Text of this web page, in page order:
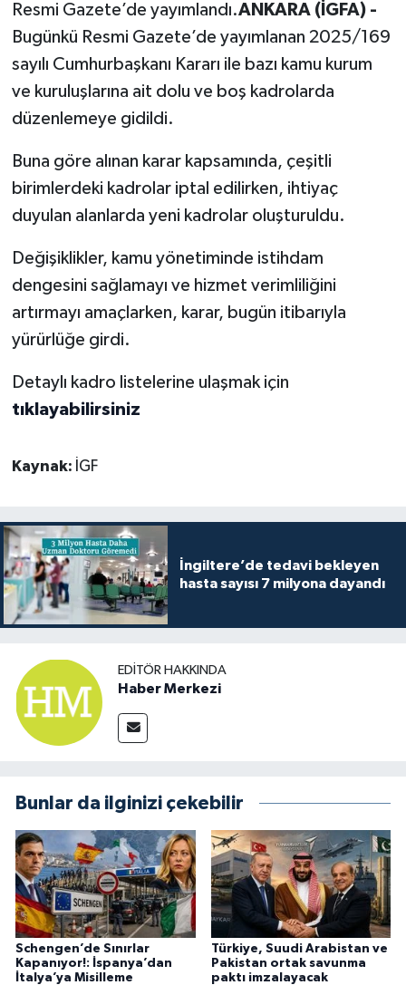
Resmi Gazete’de yayımlandı.ANKARA (İGFA) -
Bugünkü Resmi Gazete’de yayımlanan 2025/169
sayılı Cumhurbaşkanı Kararı ile bazı kamu kurum
ve kuruluşlarına ait dolu ve boş kadrolarda
düzenlemeye gidildi.
Buna göre alınan karar kapsamında, çeşitli
birimlerdeki kadrolar iptal edilirken, ihtiyaç
duyulan alanlarda yeni kadrolar oluşturuldu.
Değişiklikler, kamu yönetiminde istihdam
dengesini sağlamayı ve hizmet verimliliğini
artırmayı amaçlarken, karar, bugün itibarıyla
yürürlüğe girdi.
Detaylı kadro listelerine ulaşmak için
tıklayabilirsiniz
Kaynak: İGF
İngiltere’de tedavi bekleyen
hasta sayısı 7 milyona dayandı
EDITÖR HAKKINDA
Haber Merkezi
Bunlar da ilginizi çekebilir
Schengen’de Sınırlar
Kapanıyor!: İspanya’dan
İtalya’ya Misilleme
Türkiye, Suudi Arabistan ve
Pakistan ortak savunma
paktı imzalayacak